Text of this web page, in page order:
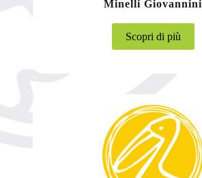
Minelli Giovannini
Scopri di più